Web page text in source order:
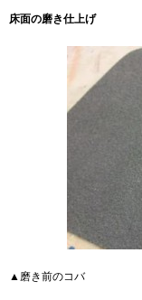
床面の磨き仕上げ
▲磨き前のコバ